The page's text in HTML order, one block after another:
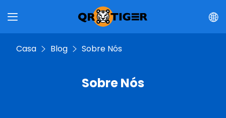
Casa Blog Sobre Nós
Sobre Nós